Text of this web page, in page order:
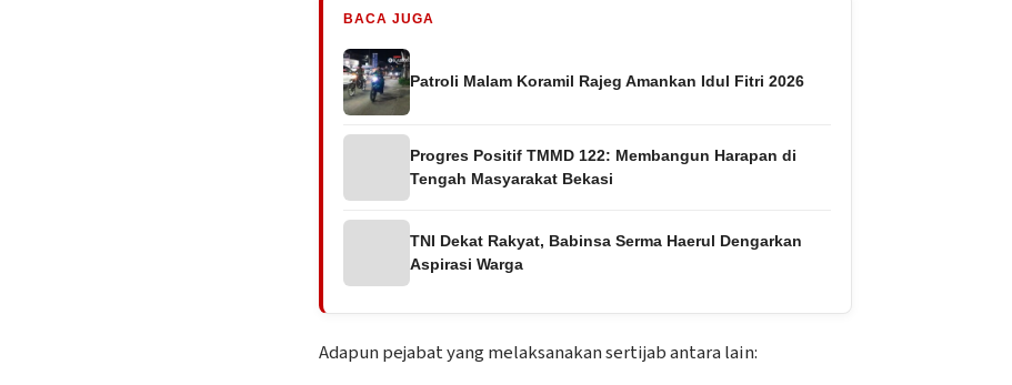
BACA JUGA
Patroli Malam Koramil Rajeg Amankan Idul Fitri 2026
Progres Positif TMMD 122: Membangun Harapan di
Tengah Masyarakat Bekasi
TNI Dekat Rakyat, Babinsa Serma Haerul Dengarkan
Aspirasi Warga
​Adapun pejabat yang melaksanakan sertijab antara lain: